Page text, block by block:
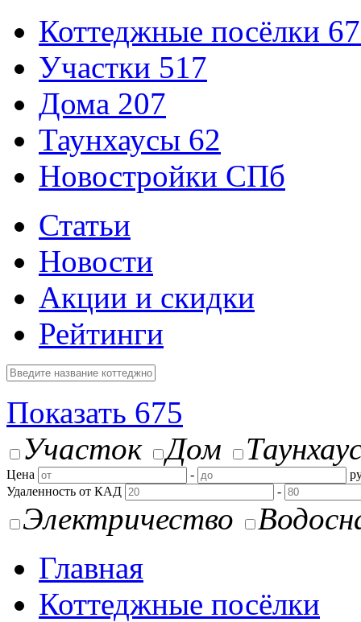
Коттеджные посёлки
Участки 517
Дома 207
Таунхаусы 62
Новостройки СПб
Статьи
Новости
Акции и скидки
Рейтинги
Показать 675
Участок
Дом
Цена -
Удаленность от КАД
-
Электричество
Главная
Коттеджные посёлки